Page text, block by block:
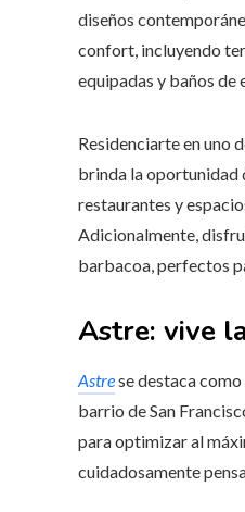
diseños
confort, incluyendo
equipadas y baños
Residenciarte en uno
brinda la oportunidad
restaurantes y
Adicionalmente,
barbacoa, perfectos
Astre: vive
Astrese destaca
barrio de San
para optimizar al
cuidadosamente